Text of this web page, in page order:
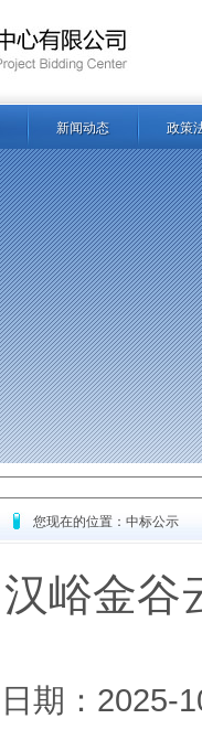
新闻动态 政策
您现在的位置：中标公示
汉峪金谷
日期：2025-